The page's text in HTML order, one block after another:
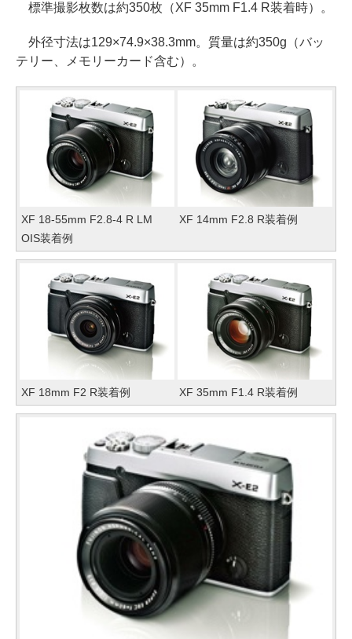
標準撮影枚数は約350枚（XF 35mm F1.4 R装着時）。
外径寸法は129×74.9×38.3mm。質量は約350g（バッ
テリー、メモリーカード含む）。
XF 18-55mm F2.8-4 R LM
OIS装着例
XF 14mm F2.8 R装着例
XF 18mm F2 R装着例 XF 35mm F1.4 R装着例